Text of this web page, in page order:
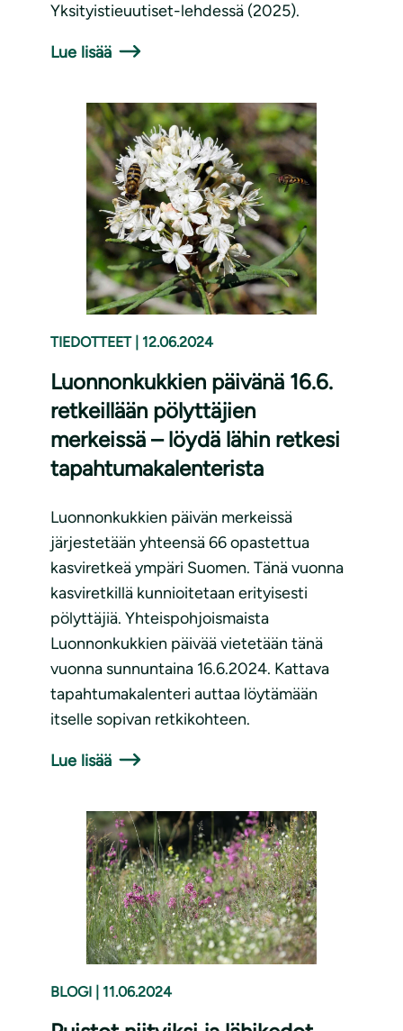
Yksityistieuutiset-lehdessä (2025).
Lue lisää
TIEDOTTEET 12.06.2024
Luonnonkukkien päivänä 16.6.
retkeillään pölyttäjien
merkeissä – löydä lähin retkesi
tapahtumakalenterista
Luonnonkukkien päivän merkeissä
järjestetään yhteensä 66 opastettua
kasviretkeä ympäri Suomen. Tänä vuonna
kasviretkillä kunnioitetaan erityisesti
pölyttäjiä. Yhteispohjoismaista
Luonnonkukkien päivää vietetään tänä
vuonna sunnuntaina 16.6.2024. Kattava
tapahtumakalenteri auttaa löytämään
itselle sopivan retkikohteen.
Lue lisää
BLOGI 11.06.2024